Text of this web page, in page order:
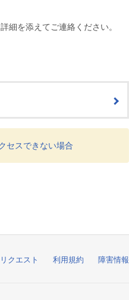
細を添えてご連絡ください。
セスできない場合
リクエスト 利用規約 障害情報